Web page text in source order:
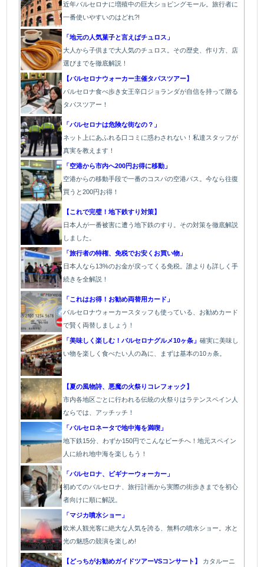
近年バルセロナに増殖中の巨大ショピングモール。旅行者に
一番使いやすいのはどれ?!
「地元の人気菓子と言えばチュロス」
大人から子供まで大人気のチュロス。その歴史、作り方、店
選びまでを徹底解説！
【バルセロナウォーカー主催タパスツアー】
バルセロナ食べ歩き女王辛口ジョランダが自信を持って贈る
タパスツアー！
「バルセロナは危険な街なの？」
ネット上にあふれる口コミに惑わされない！私達スタッフが
真実を教えます！
「空港から市内へ200円お得に移動」
空港からの移動手段で一番のコスパの空港バス。今なら往復
買うと200円お得！
【これで完璧！地下鉄すり対策】
日本人が一番被害に遭う地下鉄のすり。その対策を徹底解説
しました。
「旅行者の特権、免税でお安くお買い物」
日本人なら13%のお金が戻ってくる免税。誰よりも詳しく手
続きを全解説！
「これはお得！お勧め両替用カード」
バルセロナウォーカースタッフも使っている、お勧めカード
で賢く両替しましょう！
「美味しく楽しむ！バルセロナグルメ10ヶ条」確実に美味し
い物を楽しく食べたい人の為に、まずは基本の10ヵ条。
【夏の風物詩、悪魔の火祭りコレフォック】
市内各地区ごとに行われる伝統の火祭りはラテンスペイン人
ならでは、アッチッチ！
「バルセロネータで地中海を満喫」
地下鉄15分、わずか150円でこんなビーチへ！地元スペイン
人に紛れ地中海を楽しもう！
「バルセロナ、ビギナーウォーカー」
初めてのバルセロナ、旅行計画から実際の街歩きまでを初心
者向けに順に解説。
「マジカ噴水ショー」
欧米人観光客に絶大な人気を誇る、無料の噴水ショー。水と
光の魅惑の競演を楽しめ!
【どっちがお勧めガイドツアーVSコンサート】 カタルーニ